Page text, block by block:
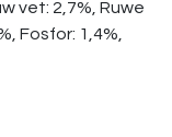
vet: 2,7%, Ruwe
Fosfor: 1,4%,